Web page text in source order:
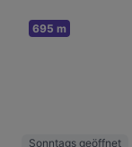
695 m
Sonntags geöffnet